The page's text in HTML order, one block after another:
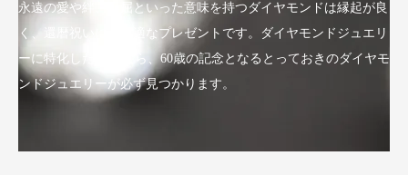
永遠の愛や絆、不屈といった意味を持つダイヤモンドは縁起が良
く、還暦祝いにも最適なプレゼントです。ダイヤモンドジュエリ
ーに特化したLuxyなら、60歳の記念となるとっておきのダイヤモ
ンドジュエリーが必ず見つかります。